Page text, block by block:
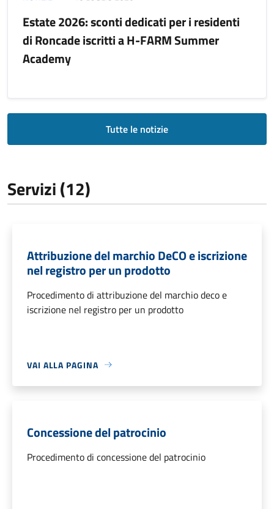
Estate 2026: sconti dedicati per i residenti
di Roncade iscritti a H-FARM Summer
Academy
Tutte le notizie
Servizi (12)
Attribuzione del marchio DeCO e iscrizione
nel registro per un prodotto
Procedimento di attribuzione del marchio deco e
iscrizione nel registro per un prodotto
VAI ALLA PAGINA
Concessione del patrocinio
Procedimento di concessione del patrocinio